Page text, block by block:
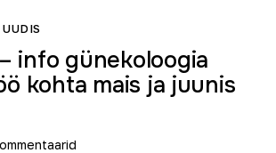
UUDIS
info günekoloogia
kohta mais ja juunis